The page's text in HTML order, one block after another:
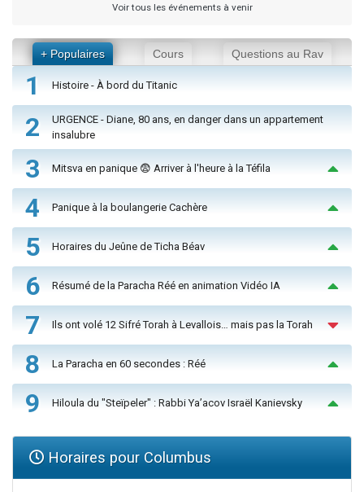
Voir tous les événements à venir
+ Populaires Cours Questions au Rav
1 Histoire - À bord du Titanic
2
URGENCE - Diane, 80 ans, en danger dans un appartement
insalubre
3 Mitsva en panique 😨 Arriver à l'heure à la Téfila
4 Panique à la boulangerie Cachère
5 Horaires du Jeûne de Ticha Béav
6 Résumé de la Paracha Réé en animation Vidéo IA
7 Ils ont volé 12 Sifré Torah à Levallois… mais pas la Torah
8 La Paracha en 60 secondes : Réé
9 Hiloula du "Steïpeler" : Rabbi Ya’acov Israël Kanievsky
Horaires pour Columbus